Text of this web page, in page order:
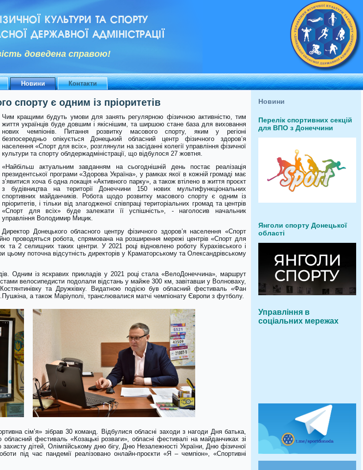
КУЛЬТУРИ ТА СПОРТУ
ДЕРЖАВНОЇ АДМІНІСТРАЦІЇ
доведена справою!
Новини Контакти
спорту є одним із пріоритетів
Чим кращими будуть умови для занять регулярною фізичною активністю, тим
життя українців буде довшим і якіснішим, та ширшою стане база для виховання
нових чемпіонів. Питання розвитку масового спорту, яким у регіоні
безпосередньо опікується Донецький обласний центр фізичного здоров’я
населення «Спорт для всіх», розглянули на засіданні колегії управління фізичної
культури та спорту облдержадміністрації, що відбулося 27 жовтня.
«Найбільш актуальним завданням на сьогоднішній день постає реалізація
президентської програми «Здорова Україна», у рамках якої в кожній громаді має
з’явитися хоча б одна локація «Активного парку», а також втілено в життя проєкт
з будівництва на території Донеччини 150 нових мультифункціональних
спортивних майданчиків. Робота щодо розвитку масового спорту є одним із
пріоритетів, і тільки від злагодженої співпраці територіальних громад та центрів
«Спорт для всіх» буде залежати її успішність», - наголосив начальник
управління Володимир Мицик.
Директор Донецького обласного центру фізичного здоров’я населення «Спорт
проводяться робота, спрямована на розширення мережі центрів «Спорт для
та 2 селищних таких центри. У 2021 році відновлено роботу Курахівського і
цьому поточна відсутність директорів у Краматорському та Олександрівському
Одним із яскравих прикладів у 2021 році стала «ВелоДонеччина», маршрут
велосипедисти подолали відстань у майже 300 км, завітавши у Волноваху,
та Дружківку. Видатною подією був обласний фестиваль «Фан
а також Маріуполі, транслювалися матчі чемпіонату Європи з футболу.
сім’я» зібрав 30 команд. Відбулися обласні заходи з нагоди Дня батька,
фестиваль «Козацькі розваги», обласні фестивалі на майданчиках зі
дітей, Олімпійському дню бігу, Дню Незалежності України, Дню фізичної
під час пандемії реалізовано онлайн-проєкти «Я – чемпіон», «Спортивні
Новини
Перелік спортивних секцій
для ВПО з Донеччини
Янголи спорту Донецької
області
Управління в
соціальних мережах